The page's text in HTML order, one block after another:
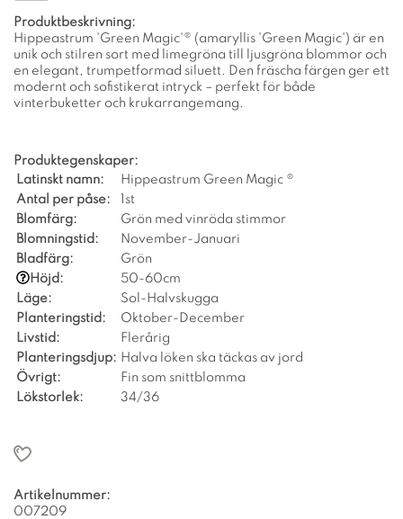
Produktbeskrivning:
Hippeastrum 'Green Magic'® (amaryllis 'Green Magic') är en
unik och stilren sort med limegröna till ljusgröna blommor och
en elegant, trumpetformad siluett. Den fräscha färgen ger ett
modernt och sofistikerat intryck – perfekt för både
vinterbuketter och krukarrangemang.
Produktegenskaper:
Latinskt namn:
Hippeastrum Green Magic ®
Antal per påse:
1st
Blomfärg:
Grön med vinröda stimmor
Blomningstid:
November-Januari
Bladfärg:
Grön
Höjd:
50-60cm
Läge:
Sol-Halvskugga
Planteringstid:
Oktober-December
Livstid:
Flerårig
Planteringsdjup: Halva löken ska täckas av jord
Övrigt:
Fin som snittblomma
Lökstorlek:
34/36
Artikelnummer:
007209